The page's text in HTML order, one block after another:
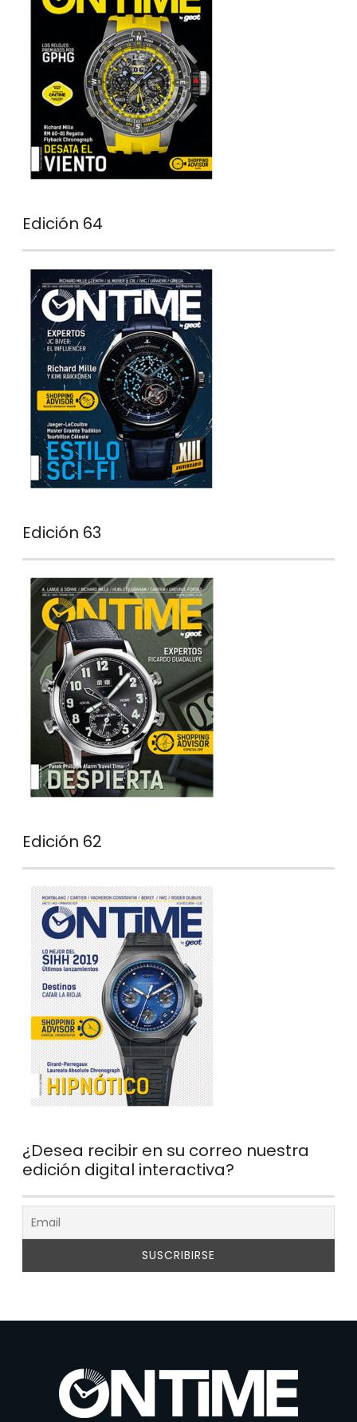
Edición 64
Edición 63
Edición 62
¿Desea recibir en su correo nuestra
edición digital interactiva?